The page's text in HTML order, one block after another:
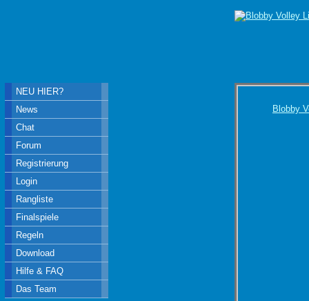
Blobby
NEU HIER?
News
Chat
Forum
Registrierung
Login
Rangliste
Finalspiele
Regeln
Download
Hilfe & FAQ
Das Team